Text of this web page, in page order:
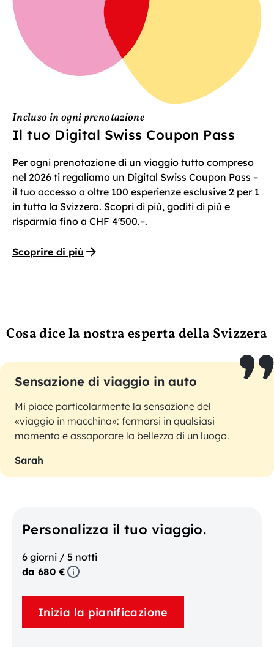
Incluso in ogni prenotazione
Il tuo Digital Swiss Coupon Pass
Per ogni prenotazione di un viaggio tutto compreso
nel 2026 ti regaliamo un Digital Swiss Coupon Pass –
il tuo accesso a oltre 100 esperienze esclusive 2 per 1
in tutta la Svizzera. Scopri di più, goditi di più e
risparmia fino a CHF 4'500.–.
Scoprire di più
Cosa dice la nostra esperta della Svizzera
Sensazione di viaggio in auto
Mi piace particolarmente la sensazione del
«viaggio in macchina»: fermarsi in qualsiasi
momento e assaporare la bellezza di un luogo.
Sarah
Personalizza il tuo viaggio.
6 giorni / 5 notti
da 680 €
Inizia la pianificazione